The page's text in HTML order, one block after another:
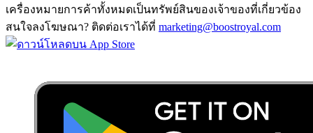
เครื่องหมายการค้าทั้งหมดเป็นทรัพย์สินของเจ้าของที่เกี่ยวข้อง
สนใจลงโฆษณา? ติดต่อเราได้ที่ marketing@boostroyal.com